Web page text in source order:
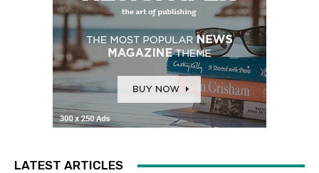
LATEST ARTICLES